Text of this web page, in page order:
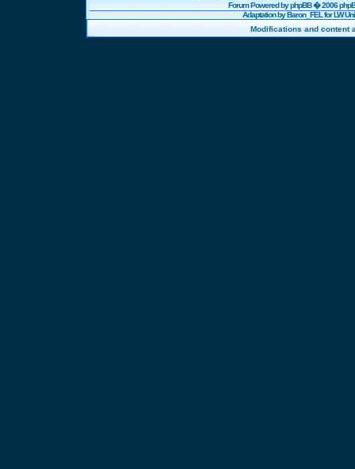
Forum Powered byphpBB� 2006
Adaptation by Baron_FEL for LW
Modifications and content